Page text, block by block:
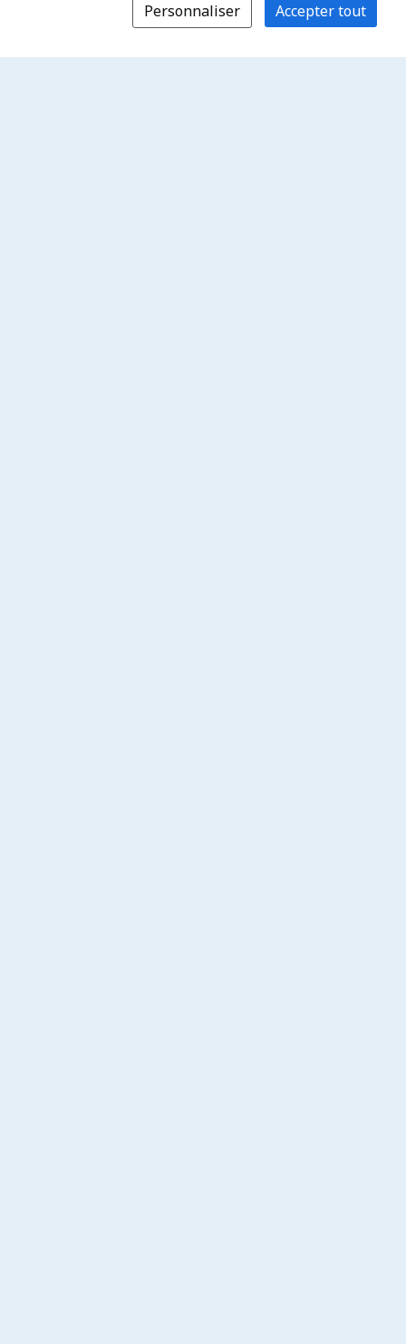
Personnaliser Accepter tout